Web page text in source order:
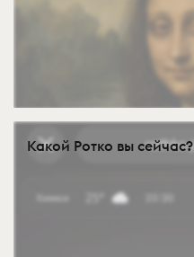
Какой Ротко вы сейчас?